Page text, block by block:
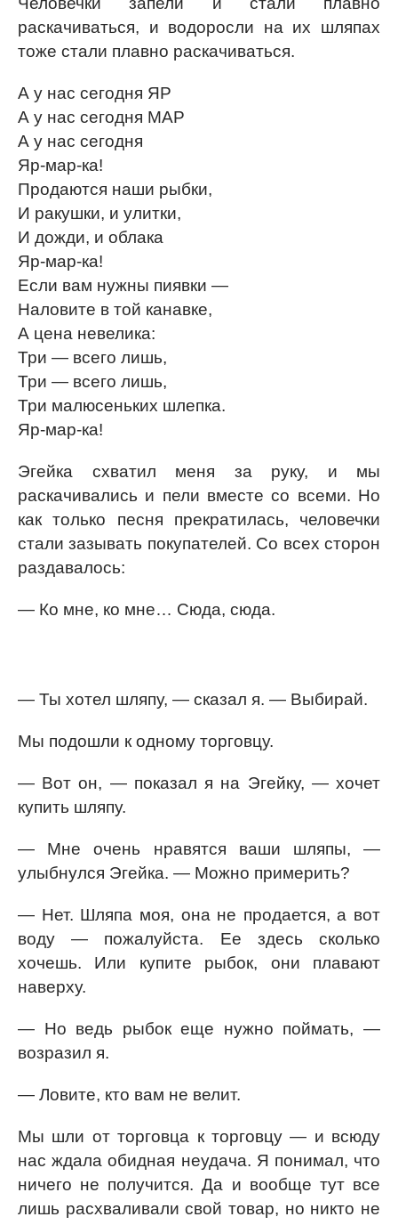
раскачиваться, и водоросли на их шляпах
тоже стали плавно раскачиваться.
А у нас сегодня ЯР
А у нас сегодня MAP
А у нас сегодня
Яр-мар-ка!
Продаются наши рыбки,
И ракушки, и улитки,
И дожди, и облака
Яр-мар-ка!
Если вам нужны пиявки —
Наловите в той канавке,
А цена невелика:
Три — всего лишь,
Три — всего лишь,
Три малюсеньких шлепка.
Яр-мар-ка!
Эгейка схватил меня за руку, и мы
раскачивались и пели вместе со всеми. Но
как только песня прекратилась, человечки
стали зазывать покупателей. Со всех сторон
раздавалось:
— Ко мне, ко мне… Сюда, сюда.
— Ты хотел шляпу, — сказал я. — Выбирай.
Мы подошли к одному торговцу.
— Вот он, — показал я на Эгейку, — хочет
купить шляпу.
— Мне очень нравятся ваши шляпы, —
улыбнулся Эгейка. — Можно примерить?
— Нет. Шляпа моя, она не продается, а вот
воду — пожалуйста. Ее здесь сколько
хочешь. Или купите рыбок, они плавают
наверху.
— Но ведь рыбок еще нужно поймать, —
возразил я.
— Ловите, кто вам не велит.
Мы шли от торговца к торговцу — и всюду
нас ждала обидная неудача. Я понимал, что
ничего не получится. Да и вообще тут все
лишь расхваливали свой товар, но никто не